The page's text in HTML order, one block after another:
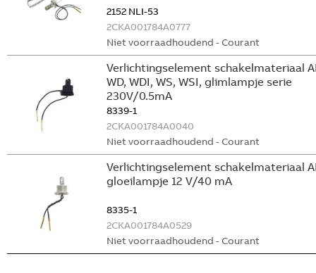
2152 NLI-53
2CKA001784A0777
Niet voorraadhoudend - Courant
Verlichtingselement schakelmateriaal
WD, WDI, WS, WSI, glimlampje serie
230V/0.5mA
8339-1
2CKA001784A0040
Niet voorraadhoudend - Courant
Verlichtingselement schakelmateriaal
gloeilampje 12 V/40 mA
8335-1
2CKA001784A0529
Niet voorraadhoudend - Courant